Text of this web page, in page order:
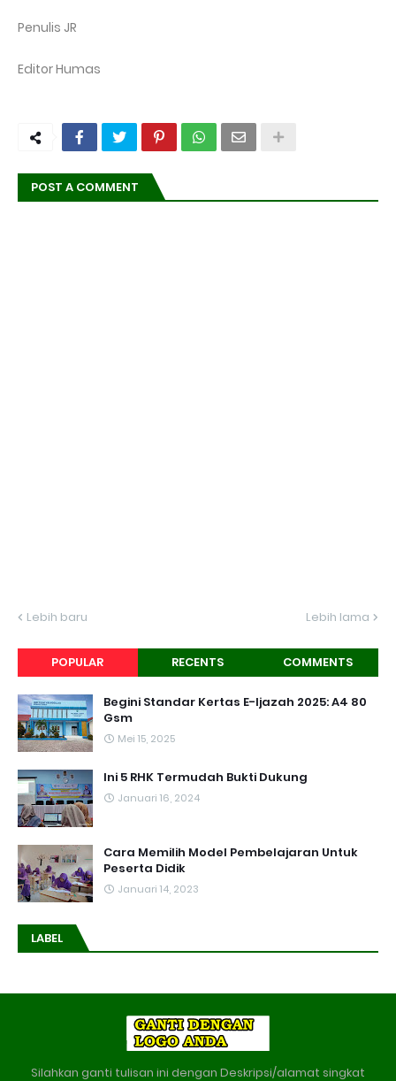
Penulis JR
Editor Humas
POST A COMMENT
Lebih baru Lebih lama
POPULAR RECENTS COMMENTS
Begini Standar Kertas E-Ijazah 2025: A4 80
Gsm
Mei 15, 2025
Ini 5 RHK Termudah Bukti Dukung
Januari 16, 2024
Cara Memilih Model Pembelajaran Untuk
Peserta Didik
Januari 14, 2023
LABEL
Silahkan ganti tulisan ini dengan Deskripsi/alamat singkat